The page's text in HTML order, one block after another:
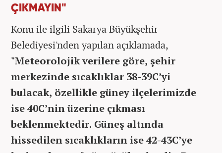
ÇIKMAYIN"
Konu ile ilgili Sakarya Büyükşehir
Belediyesi'nden yapılan açıklamada,
"Meteorolojik verilere göre, şehir
merkezinde sıcaklıklar 38-39C’yi
bulacak, özellikle güney ilçelerimizde
ise 40C’nin üzerine çıkması
beklenmektedir. Güneş altında
hissedilen sıcaklıkların ise 42-43C’ye